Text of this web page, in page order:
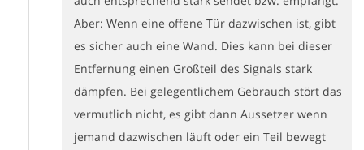
Aber: Wenn eine offene Tür dazwischen ist, gibt
es sicher auch eine Wand. Dies kann bei dieser
Entfernung einen Großteil des Signals stark
dämpfen. Bei gelegentlichem Gebrauch stört das
vermutlich nicht, es gibt dann Aussetzer wenn
jemand dazwischen läuft oder ein Teil bewegt